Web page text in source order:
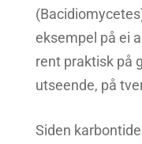
eksempel på ei
rent praktisk på
utseende, på
Siden